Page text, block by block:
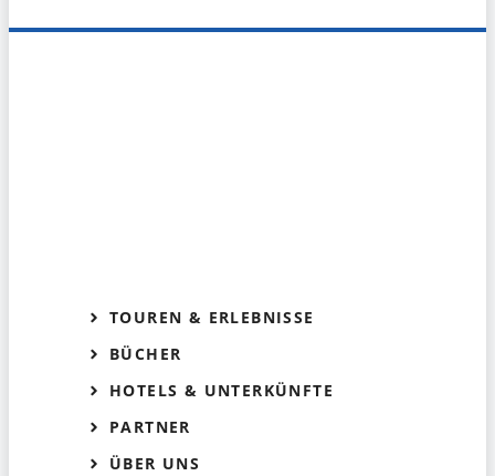
TOUREN & ERLEBNISSE
BÜCHER
HOTELS & UNTERKÜNFTE
PARTNER
ÜBER UNS